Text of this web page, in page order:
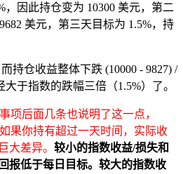
，因此持仓变为 10300 美元，第二
美元，第三天目标为 1.5%，持
持仓收益整体下跌 (10000 - 9827) /
大于指数的跌幅三倍（1.5%）了。
项后面几条也说明了这一点，
果你持有超过一天时间，实际收
大差异。 较小的指数收益/损失和
报低于每日目标。较大的指数收